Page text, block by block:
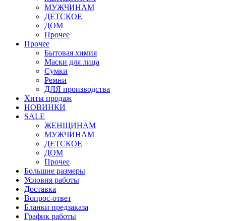
МУЖЧИНАМ
ДЕТСКОЕ
ДОМ
Прочее
Прочее
Бытовая химия
Маски для лица
Сумки
Ремни
ДЛЯ производства
Хиты продаж
НОВИНКИ
SALE
ЖЕНЩИНАМ
МУЖЧИНАМ
ДЕТСКОЕ
ДОМ
Прочее
Большие размеры
Условия работы
Доставка
Вопрос-ответ
Бланки предзаказа
График работы